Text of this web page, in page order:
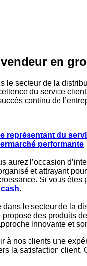
en
le secteur de la
du service client.
continu de
représentant du
performante
aurez l’occasion
et attrayant
Si vous êtes
.
le secteur de la
propose des produits
innovante et
à nos clients une
la satisfaction